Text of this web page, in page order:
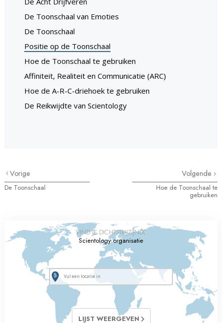
De Toonschaal van Emoties
De Toonschaal
Positie op de Toonschaal
Hoe de Toonschaal te gebruiken
Affiniteit, Realiteit en Communicatie (ARC)
Hoe de A-R-C-driehoek te gebruiken
De Reikwijdte van Scientology
Vorige
De Toonschaal
Volgende
Hoe de Toonschaal te
gebruiken
VIND JE DICHTSTBIJZIJNDE
Scientology organisatie
LIJST WEERGEVEN